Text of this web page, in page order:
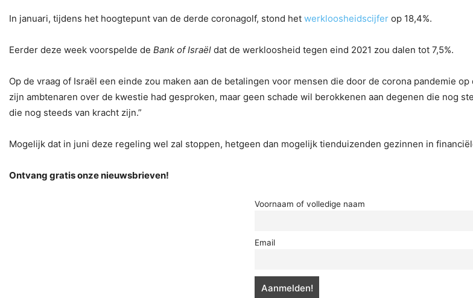
In januari, tijdens het hoogtepunt van de derde coronagolf, stond het werkloosheidscijfer op 18,4%.
Eerder deze week voorspelde de Bank of Israël dat de werkloosheid tegen eind 2021 zou dalen tot 7,5%.
Op de vraag of Israël een einde zou maken aan de betalingen voor mensen die door de corona pandemie
zijn ambtenaren over de kwestie had gesproken, maar geen schade wil berokkenen aan degenen die nog
die nog steeds van kracht zijn.”
Mogelijk dat in juni deze regeling wel zal stoppen, hetgeen dan mogelijk tienduizenden gezinnen in
Ontvang gratis onze nieuwsbrieven!
Voornaam of volledige naam
Email